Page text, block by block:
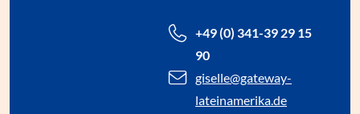
+49 (0) 341-39 29 15
90
giselle@gateway-
lateinamerika.de